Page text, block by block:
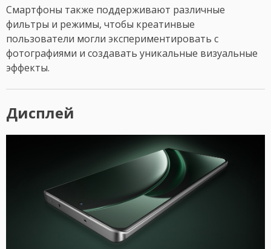
Смартфоны также поддерживают различные
фильтры и режимы, чтобы креатинвые
пользователи могли экспериментировать с
фотографиями и создавать уникальные визуальные
эффекты.
Дисплей